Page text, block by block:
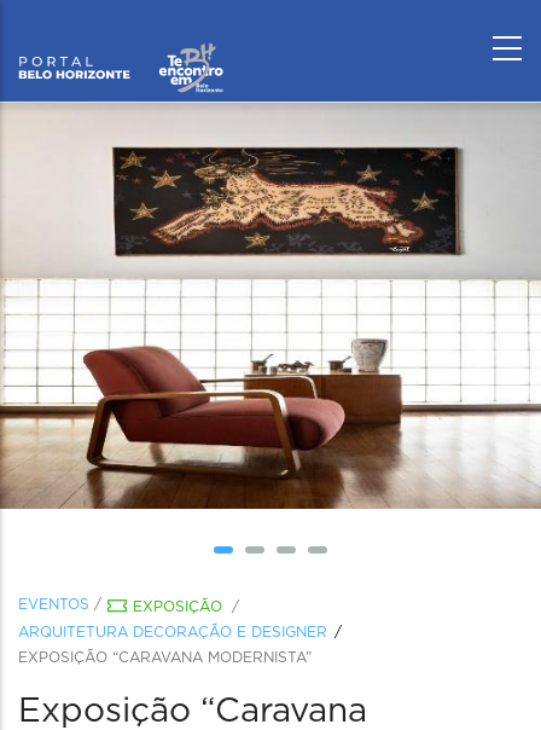
EVENTOS / EXPOSIÇÃO
/
ARQUITETURA DECORAÇÃO E DESIGNER
EXPOSIÇÃO “CARAVANA MODERNISTA”
Exposição “Caravana